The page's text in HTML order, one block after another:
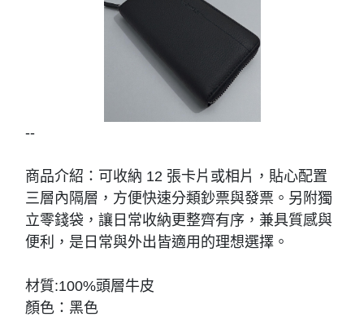
--
商品介紹：可收納 12 張卡片或相片，貼心配置
三層內隔層，方便快速分類鈔票與發票。另附獨
立零錢袋，讓日常收納更整齊有序，兼具質感與
便利，是日常與外出皆適用的理想選擇。
材質:100%頭層牛皮
顏色：黑色